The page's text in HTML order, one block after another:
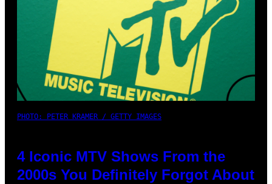
PHOTO: PETER KRAMER / GETTY IMAGES
4 Iconic MTV Shows From the
2000s You Definitely Forgot About